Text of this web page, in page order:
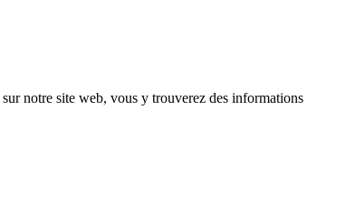
sur notre site web, vous y trouverez des informations